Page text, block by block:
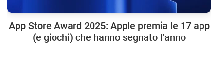
App Store Award 2025: Apple premia le 17 app
(e giochi) che hanno segnato l’anno